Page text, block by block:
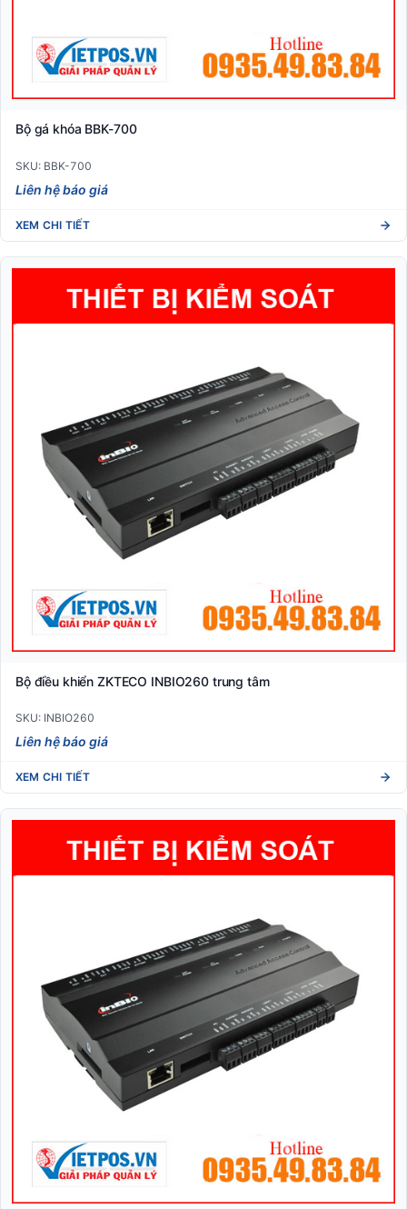
Bộ gá khóa BBK-700
SKU: BBK-700
Liên hệ báo giá
XEM CHI TIẾT
Bộ điều khiển ZKTECO INBIO260 trung tâm
SKU: INBIO260
Liên hệ báo giá
XEM CHI TIẾT